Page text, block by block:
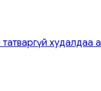
худалдаа